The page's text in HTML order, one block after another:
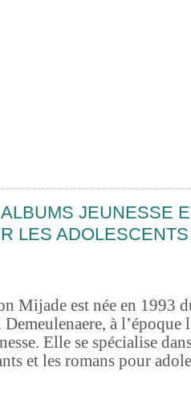
JEUNESSE
LES
Mijade est née en 1993
à l’époque
Elle se spécialise
et les romans pour